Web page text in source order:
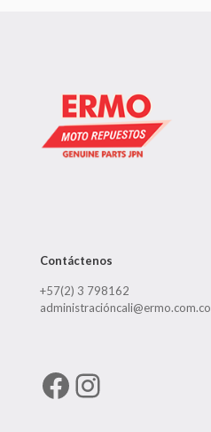
Contáctenos
+57(2) 3 798162
administracióncali@ermo.com.co
Facebook
Instagram